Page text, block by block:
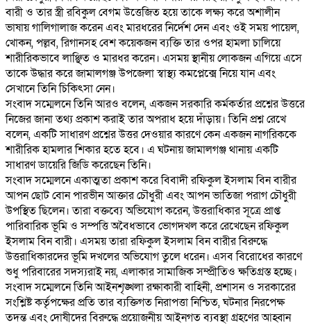
বারী ও তার স্ত্রী রবিকুল বেগম উত্তেজিত হয়ে তাকে লক্ষ্য করে অশালীন
ভাষায় গালিগালাজ করেন এবং মারধরের নির্দেশ দেন এবং ওই সময় পায়েল,
খোকন, পল্লব, রিগানসহ বেশ কয়েকজন ব্যক্তি তার ওপর হামলা চালিয়ে
শারীরিকভাবে লাঞ্ছিত ও মারধর করেন। এসময় স্থানীয় লোকজন এগিয়ে এসে
তাকে উদ্ধার করে জামালগঞ্জ উপজেলা স্বাস্থ্য কমপ্লেক্সে নিয়ে যান এবং
সেখানে তিনি চিকিৎসা নেন।
‎সংবাদ সম্মেলনে তিনি আরও বলেন, একজন সরকারি কর্মকর্তার প্রশ্নের উত্তরে
নিজের জানা তথ্য প্রকাশ করাই তার অপরাধ হয়ে দাঁড়ায়। তিনি প্রশ্ন রেখে
বলেন, একটি সাধারণ প্রশ্নের উত্তর দেওয়ার কারণে কেন একজন নাগরিককে
শারীরিক হামলার শিকার হতে হবে। এ ঘটনায় জামালগঞ্জ থানায় একটি
সাধারণ ডায়েরি জিডি করেছেন তিনি।
‎সংবাদ সম্মেলনে একাত্মতা প্রকাশ করে বিবাদী রফিকুল ইসলাম বিন বারীর
আপন ছোট বোন পারভীন আক্তার চৌধুরী এবং আপন ভাতিজা পরাগ চৌধুরী
উপস্থিত ছিলেন। তারা বক্তব্যে অভিযোগ করেন, উত্তরাধিকার সূত্রে প্রাপ্ত
পারিবারিক ভূমি ও সম্পত্তি অবৈধভাবে ভোগদখল করে রেখেছেন রফিকুল
ইসলাম বিন বারী। এসময় তারা রফিকুল ইসলাম বিন বারীর বিরুদ্ধে
উত্তরাধিকারদের ভূমি দখলের অভিযোগ তুলে ধরেন। এসব বিরোধের কারণে
শুধু পরিবারের সদস্যরাই নয়, এলাকার সামাজিক সম্প্রীতিও ক্ষতিগ্রস্ত হচ্ছে।
‎সংবাদ সম্মেলনে তিনি আইনশৃঙ্খলা রক্ষাকারী বাহিনী, প্রশাসন ও সরকারের
সংশ্লিষ্ট কর্তৃপক্ষের প্রতি তার ব্যক্তিগত নিরাপত্তা নিশ্চিত, ঘটনার নিরপেক্ষ
তদন্ত এবং দোষীদের বিরুদ্ধে প্রয়োজনীয় আইনগত ব্যবস্থা গ্রহণের আহ্বান